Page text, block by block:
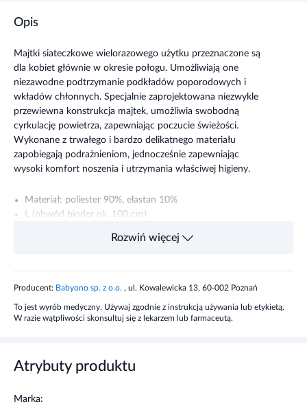
Opis
Majtki siateczkowe wielorazowego użytku przeznaczone są
dla kobiet głównie w okresie połogu. Umożliwiają one
niezawodne podtrzymanie podkładów poporodowych i
wkładów chłonnych. Specjalnie zaprojektowana niezwykle
przewiewna konstrukcja majtek, umożliwia swobodną
cyrkulację powietrza, zapewniając poczucie świeżości.
Wykonane z trwałego i bardzo delikatnego materiału
zapobiegają podrażnieniom, jednocześnie zapewniając
wysoki komfort noszenia i utrzymania właściwej higieny.
Materiał: poliester 90%, elastan 10%
L (obwód bioder ok. 100 cm)
Przeznaczenie produktu
podtrzymują podkłady poporodowe i chłonne wkłady
właściwej higieny.
Rozwiń więcej
Producent: Babyono sp. z o.o. , ul. Kowalewicka 13, 60-002 Poznań
To jest wyrób medyczny. Używaj zgodnie z instrukcją używania lub etykietą.
W razie wątpliwości skonsultuj się z lekarzem lub farmaceutą.
Atrybuty produktu
Marka: